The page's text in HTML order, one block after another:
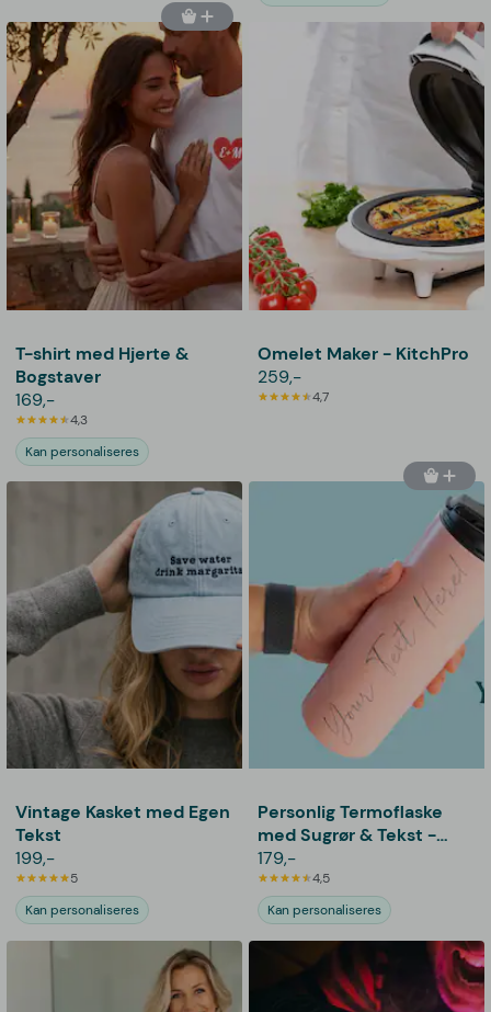
T-shirt med Hjerte &
Bogstaver
169,-
4,3
Kan personaliseres
Omelet Maker - KitchPro
259,-
4,7
Vintage Kasket med Egen
Tekst
199,-
5
Kan personaliseres
Personlig Termoflaske
med Sugrør & Tekst -
600 ml
179,-
4,5
Kan personaliseres